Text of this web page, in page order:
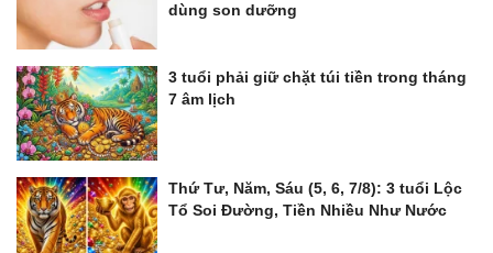
dùng son dưỡng
3 tuổi phải giữ chặt túi tiền trong tháng
7 âm lịch
Thứ Tư, Năm, Sáu (5, 6, 7/8): 3 tuổi Lộc
Tổ Soi Đường, Tiền Nhiều Như Nước